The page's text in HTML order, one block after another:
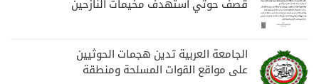
قصف حوثي استهدف مخيمات النازحين
الجامعة العربية تدين هجمات الحوثيين
على مواقع القوات المسلحة ومنطقة